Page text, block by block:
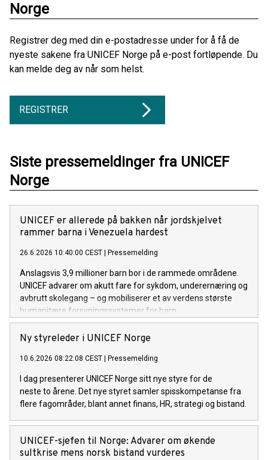
Norge
Registrer deg med din e-postadresse under for å få de
nyeste sakene fra UNICEF Norge på e-post fortløpende. Du
kan melde deg av når som helst.
REGISTRER
Siste pressemeldinger fra UNICEF
Norge
UNICEF er allerede på bakken når jordskjelvet
rammer barna i Venezuela hardest
26.6.2026 10:40:00 CEST Pressemelding
Anslagsvis 3,9 millioner barn bor i de rammede områdene.
UNICEF advarer om akutt fare for sykdom, underernæring og
avbrutt skolegang – og mobiliserer et av verdens største
humanitære forsyningssystemer for barn.
Ny styreleder i UNICEF Norge
10.6.2026 08:22:08 CEST Pressemelding
I dag presenterer UNICEF Norge sitt nye styre for de
neste to årene. Det nye styret samler spisskompetanse fra
flere fagområder, blant annet finans, HR, strategi og bistand.
UNICEF-sjefen til Norge: Advarer om økende
sultkrise mens norsk bistand vurderes